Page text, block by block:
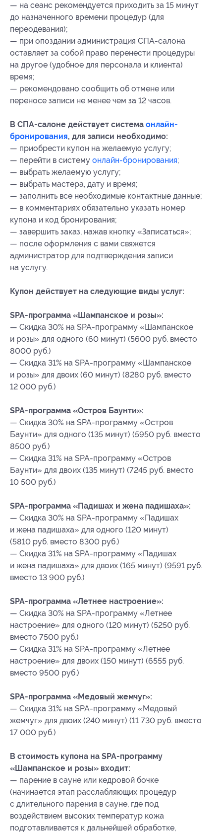
— на сеанс рекомендуется приходить за 15 минут
до назначенного времени процедур (для
переодевания);
— при опоздании администрация СПА-салона
оставляет за собой право перенести процедуры
на другое (удобное для персонала и клиента)
время;
— рекомендовано сообщить об отмене или
переносе записи не менее чем за 12 часов.
В СПА-салоне действует система онлайн-
бронирования, для записи необходимо:
— приобрести купон на желаемую услугу;
— перейти в систему онлайн-бронирования;
— выбрать желаемую услугу;
— выбрать мастера, дату и время;
— заполнить все необходимые контактные данные;
— в комментариях обязательно указать номер
купона и код бронирования;
— завершить заказ, нажав кнопку «Записаться»;
— после оформления с вами свяжется
администратор для подтверждения записи
на услугу.
Купон действует на следующие виды услуг:
SPA-программа «Шампанское и розы»:
— Скидка 30% на SPA-программу «Шампанское
и розы» для одного (60 минут) (5600 руб. вместо
8000 руб.)
— Скидка 31% на SPA-программу «Шампанское
и розы» для двоих (60 минут) (8280 руб. вместо
12 000 руб.)
SPA-программа «Остров Баунти»:
— Скидка 30% на SPA-программу «Остров
Баунти» для одного (135 минут) (5950 руб. вместо
8500 руб.)
— Скидка 31% на SPA-программу «Остров
Баунти» для двоих (135 минут) (7245 руб. вместо
10 500 руб.)
SPA-программа «Падишах и жена падишаха»:
— Скидка 30% на SPA-программу «Падишах
и жена падишаха» для одного (120 минут)
(5810 руб. вместо 8300 руб.)
— Скидка 31% на SPA-программу «Падишах
и жена падишаха» для двоих (165 минут) (9591 руб.
вместо 13 900 руб.)
SPA-программа «Летнее настроение»:
— Скидка 30% на SPA-программу «Летнее
настроение» для одного (120 минут) (5250 руб.
вместо 7500 руб.)
— Скидка 31% на SPA-программу «Летнее
настроение» для двоих (150 минут) (6555 руб.
вместо 9500 руб.)
SPA-программа «Медовый жемчуг»:
— Скидка 31% на SPA-программу «Медовый
жемчуг» для двоих (240 минут) (11 730 руб. вместо
17 000 руб.)
В стоимость купона на SPA-программу
«Шампанское и розы» входит:
— парение в сауне или кедровой бочке
(начинается этап расслабляющих процедур
с длительного парения в сауне, где под
воздействием высоких температур кожа
подготавливается к дальнейшей обработке,